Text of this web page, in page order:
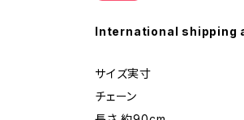
International shipping
サイズ実寸
チェーン